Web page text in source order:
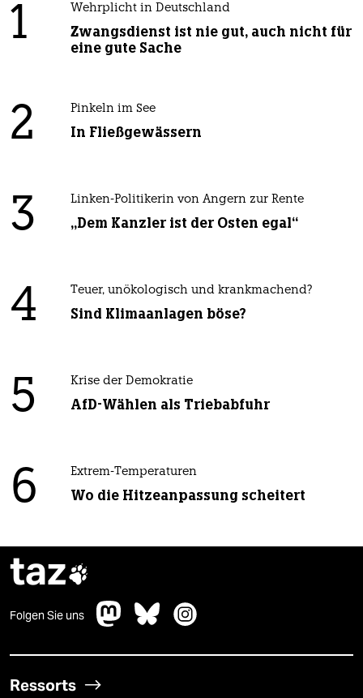
1 Wehrplicht in Deutschland
Zwangsdienst ist nie gut, auch nicht für
eine gute Sache
2 Pinkeln im See
In Fließgewässern
3 Linken-Politikerin von Angern zur Rente
„Dem Kanzler ist der Osten egal“
4 Teuer, unökologisch und krankmachend?
Sind Klimaanlagen böse?
5 Krise der Demokratie
AfD-Wählen als Triebabfuhr
6 Extrem-Temperaturen
Wo die Hitzeanpassung scheitert
taz
Folgen Sie uns
Ressorts